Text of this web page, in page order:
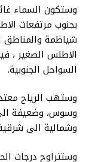
وستكون السماء
بجنوب مرتفعات
شياظمة والمناطق
الاطلس الصغير ،
السواحل الجنوبية.
وستهب الرياح
وسوس، وضعيفة
وشمالية الى